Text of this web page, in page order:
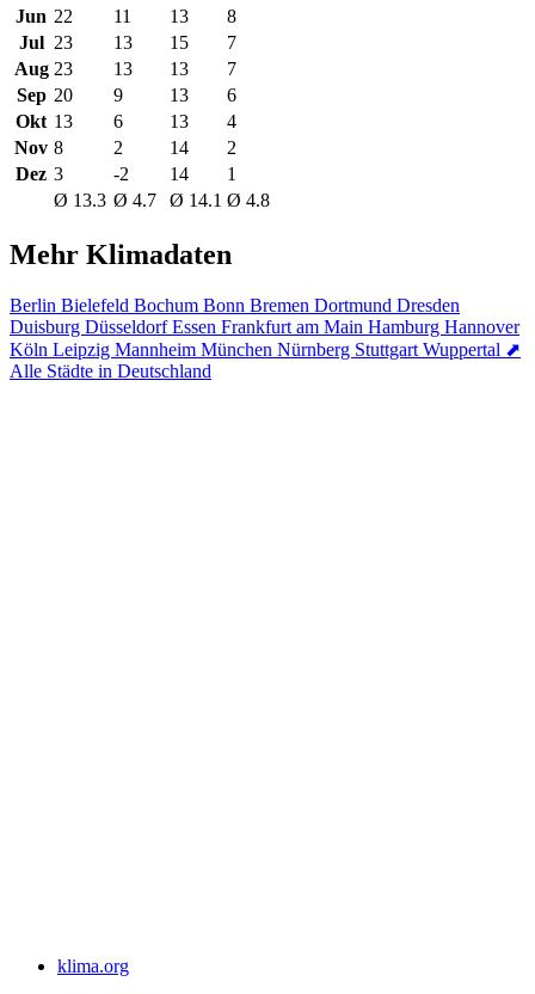
Jun 22 11 13
8
Jul 23 13 15
7
Aug 23 13 13
7
Sep 20 9 13
6
Okt 13 6 13
4
Nov 8 2 14
2
Dez 3 -2 14
1
Ø 13.3 Ø 4.7 Ø 14.1 Ø 4.8
Mehr Klimadaten
Berlin Bielefeld Bochum Bonn Bremen Dortmund Dresden
Duisburg DüsseldorfEssen Frankfurt am Main Hamburg Hannover
Köln Leipzig Mannheim München Nürnberg Stuttgart Wuppertal ⬈
Alle Städte in Deutschland
klima.org